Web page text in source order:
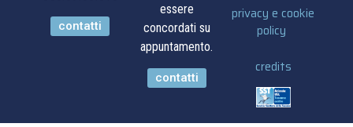
contatti
essere
concordati su
appuntamento.
contatti
privacy e cookie
policy
credits